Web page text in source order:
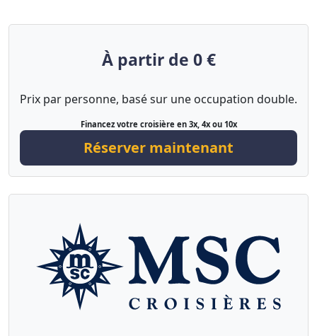
À partir de 0 €
Prix par personne, basé sur une occupation double.
Financez votre croisière en 3x, 4x ou 10x
Réserver maintenant